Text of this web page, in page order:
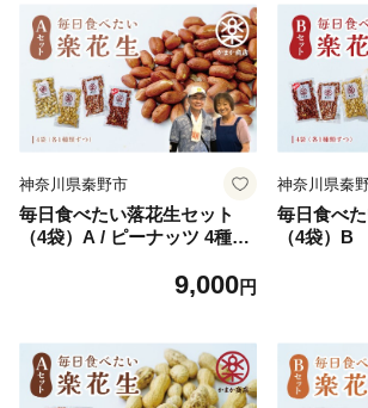
トリー クッキー 20枚 お歳暮
母の日 敬老の日 秦野 神奈川
ギフト
神奈川県秦野市
毎日食べたい落花生セット
（4袋）A / ピーナッツ 4種類
品 丹沢 おつまみ おやつ 秦野
ッツ ピーナッツ 味付けピー
ナッツ バターピーナッツ 食
品ギフト 手土産
9,000円
神奈川県秦
毎日食べ
（4袋）
観光推奨
花糖 味付
ーピーナッツ 食品ギ
土産